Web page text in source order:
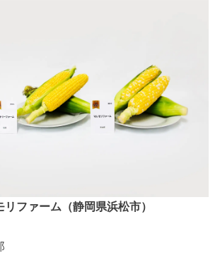
リファーム（静岡県浜松市）